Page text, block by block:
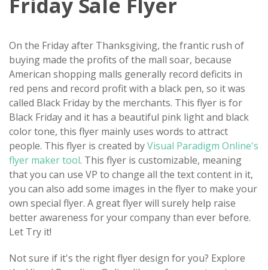
On the Friday after Thanksgiving, the frantic rush of
buying made the profits of the mall soar, because
American shopping malls generally record deficits in
red pens and record profit with a black pen, so it was
called Black Friday by the merchants. This flyer is for
Black Friday and it has a beautiful pink light and black
color tone, this flyer mainly uses words to attract
people. This flyer is created byVisual Paradigm Online's
flyer maker tool. This flyer is customizable, meaning
that you can use VP to change all the text content in it,
you can also add some images in the flyer to make your
own special flyer. A ​great flyer will surely help raise
better awareness for your company than ever before.
Let Try it!
Not sure if it's the right flyer design for you? Explore